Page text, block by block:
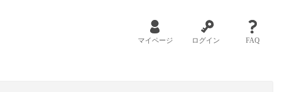
マイページ ログイン FAQ